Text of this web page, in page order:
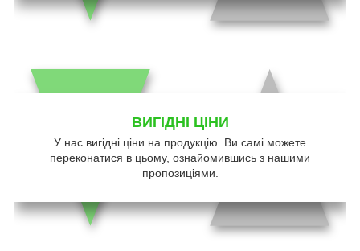
ВИГІДНІ ЦІНИ
У нас вигідні ціни на продукцію. Ви самі можете
переконатися в цьому, ознайомившись з нашими
пропозиціями.